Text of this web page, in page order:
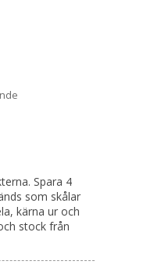
Spara 4
som skålar
kärna ur och
stock från